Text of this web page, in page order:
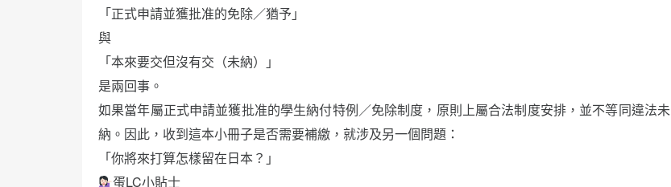
「正式申請並獲批准的免除／猶予」
與
「本來要交但沒有交（未納）」
是兩回事。
如果當年屬正式申請並獲批准的學生納付特例／免除制度，原則上屬合法制度安排，並不等同違法未
納。因此，收到這本小冊子是否需要補繳，就涉及另一個問題：
「你將來打算怎樣留在日本？」
蛋LC小貼士